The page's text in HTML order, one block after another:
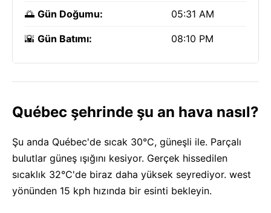
🌅 Gün Doğumu: 05:31 AM
🌇 Gün Batımı: 08:10 PM
Québec şehrinde şu an hava nasıl?
Şu anda Québec'de sıcak 30°C, güneşli ile. Parçalı
bulutlar güneş ışığını kesiyor. Gerçek hissedilen
sıcaklık 32°C'de biraz daha yüksek seyrediyor. west
yönünden 15 kph hızında bir esinti bekleyin.